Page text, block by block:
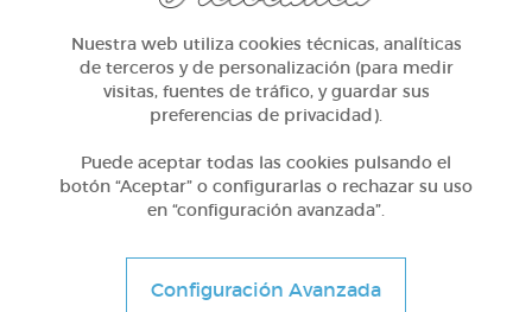
2º Primaria (7-8 años)
Las rocas
Nuestra web utiliza cookies técnicas, analíticas
de terceros y de personalización (para medir
visitas, fuentes de tráfico, y guardar sus
preferencias de privacidad).
Puede aceptar todas las cookies pulsando el
botón “Aceptar” o configurarlas o rechazar su uso
en “configuración avanzada”.
Configuración Avanzada